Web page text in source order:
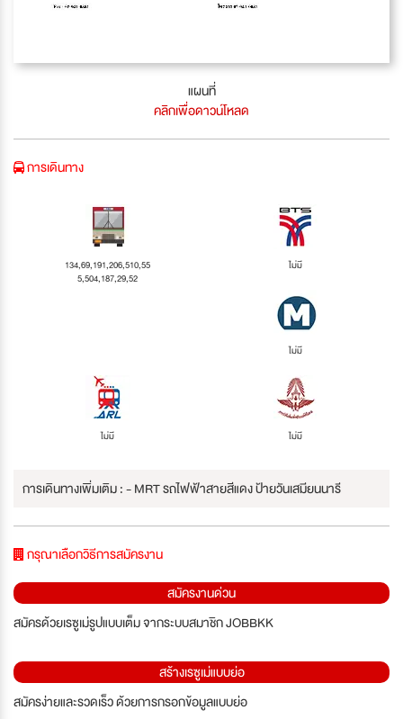
แผนที่
คลิกเพื่อดาวน์โหลด
การเดินทาง
134,69,191,206,510,55
5,504,187,29,52
ไม่มี
ไม่มี
ไม่มี ไม่มี
การเดินทางเพิ่มเติม : - MRT รถไฟฟ้าสายสีแดง ป้ายวันเสมียนนารี
กรุณาเลือกวิธีการสมัครงาน
สมัครงานด่วน
สมัครด้วยเรซูเม่รูปแบบเต็ม จากระบบสมาชิก JOBBKK
สร้างเรซูเม่แบบย่อ
สมัครง่ายและรวดเร็ว ด้วยการกรอกข้อมูลแบบย่อ